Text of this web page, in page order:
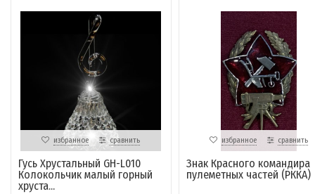
избранное сравнить
Гусь Хрустальный GH-L010
Колокольчик малый горный
хруста...
избранное сравнить
Знак Красного командира
пулеметных частей (РККА)